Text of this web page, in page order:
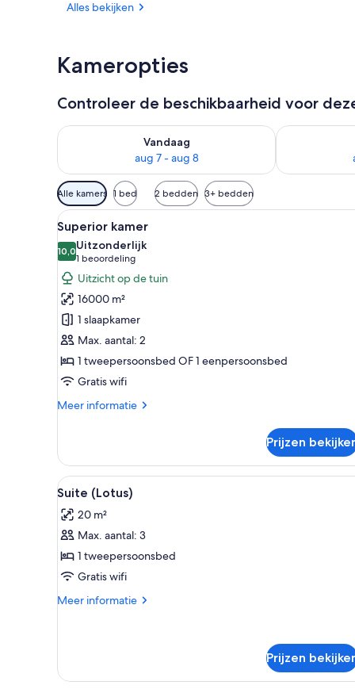
Alles bekijken
Kameropties
Controleer de beschikbaarheid voor
Vandaag
aug 7 - aug 8
De beschikbaarheid controleren voor vanavond aug
De
Beschikbare
filters
voor
kamers
Alle kamers 1 bed 2 bedden 3+ bedden
Alle
foto's
voor
Superior
kamer
laden
Een hotelkamer met een
8
Superior kamer
10,010,0 van 10
Uitzonderlijk
1 beoordeling
(1
beoordeling)
Uitzicht op de tuin
16000 m²
1 slaapkamer
Max. aantal: 2
1 tweepersoonsbed OF 1 eenpersoonsbed
Gratis wifi
Meer informatie
Meer
kamer
Prijzen
Alle
foto's
voor
Suite
(Lotus)
laden
Een slaapkamer met een
5
Suite (Lotus)
20 m²
Max. aantal: 3
1 tweepersoonsbed
Gratis wifi
Meer informatie
Meer
Prijzen